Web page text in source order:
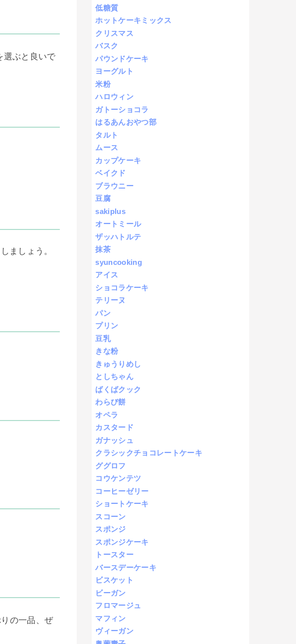
選ぶと良いで
ましょう。
の一品、ぜ
低糖質
ホットケーキミックス
クリスマス
バスク
パウンドケーキ
ヨーグルト
米粉
ハロウィン
ガトーショコラ
はるあんおやつ部
タルト
ムース
カップケーキ
ベイクド
ブラウニー
豆腐
sakiplus
オートミール
ザッハトルテ
抹茶
syuncooking
アイス
ショコラケーキ
テリーヌ
パン
プリン
豆乳
きな粉
きゅうりめし
としちゃん
ばくばクック
わらび餅
オペラ
カスタード
ガナッシュ
クラシックチョコレートケーキ
ググロフ
コウケンテツ
コーヒーゼリー
ショートケーキ
スコーン
スポンジ
スポンジケーキ
トースター
バースデーケーキ
ビスケット
ビーガン
フロマージュ
マフィン
ヴィーガン